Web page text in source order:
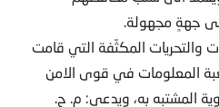
جهةٍ مجهولة.
والتحريات المكثّفة التي قامت
المعلومات في قوى الامن
المشتبه به، ويدعى: م. ح.